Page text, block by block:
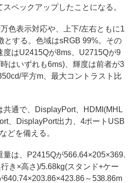
ペックアップしたことになる。
色表示対応や、上下/左右ともに1
とする。色域はsRGB 99%。その
度はU2415Qが8ms、U2715Qが9
はいずれも6ms)、輝度は前者が3
平方m、最大コントラスト比
通で、DisplayPort、HDMI(MHL
、DisplayPort出力、4ポートUSB
どを備える。
は、P2415Qが566.64×205×369.
き×高さ)/5.68kg(スタンド+ケー
640.74×203.86×423.86～538.86m